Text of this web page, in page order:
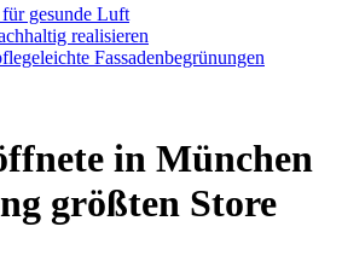
gesunde Luft
realisieren
Fassadenbegrünungen
in München
größten Store